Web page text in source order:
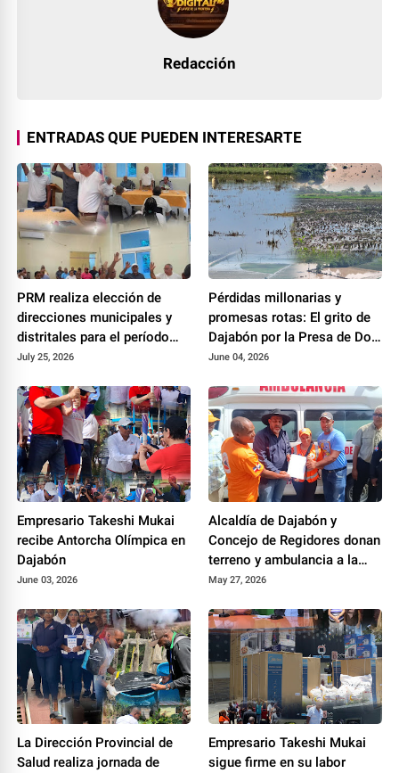
Redacción
ENTRADAS QUE PUEDEN INTERESARTE
PRM realiza elección de
direcciones municipales y
distritales para el período
2026-2028
July 25, 2026
Pérdidas millonarias y
promesas rotas: El grito de
Dajabón por la Presa de Don
Miguel
June 04, 2026
Empresario Takeshi Mukai
recibe Antorcha Olímpica en
Dajabón
June 03, 2026
Alcaldía de Dajabón y
Concejo de Regidores donan
terreno y ambulancia a la
Defensa Civil para fortalecer
May 27, 2026
La Dirección Provincial de
Salud realiza jornada de
Empresario Takeshi Mukai
sigue firme en su labor